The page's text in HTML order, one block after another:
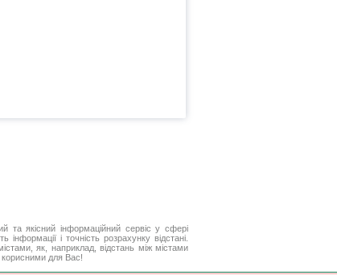
та якісний інформаційний сервіс у сфері
і точність розрахунку відстані.
як, наприклад, відстань між містами
корисними для Вас!